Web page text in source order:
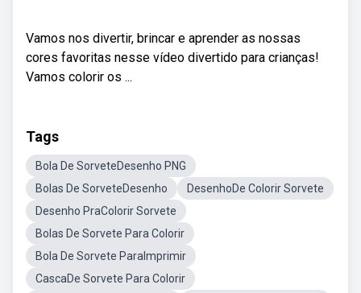
Vamos nos divertir, brincar e aprender as nossas
cores favoritas nesse vídeo divertido para crianças!
Vamos colorir os ...
Tags
Bola De SorveteDesenho PNG
Bolas De SorveteDesenho
DesenhoDe Colorir Sorvete
Desenho PraColorir Sorvete
Bolas De Sorvete Para Colorir
Bola De Sorvete ParaImprimir
CascaDe Sorvete Para Colorir